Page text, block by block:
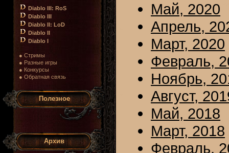
Diablo III: RoS
Diablo III
Diablo II: LoD
Diablo II
Diablo I
● Стримы
● Разные игры
● Конкурсы
● Обратная связь
Полезное
Архив
Май, 2020
Апрель,
Март, 2020
Февраль,
Ноябрь,
Август,
Май, 2018
Март, 2018
Февраль,